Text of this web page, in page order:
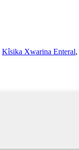
Kîsika Xwarina Enteral,